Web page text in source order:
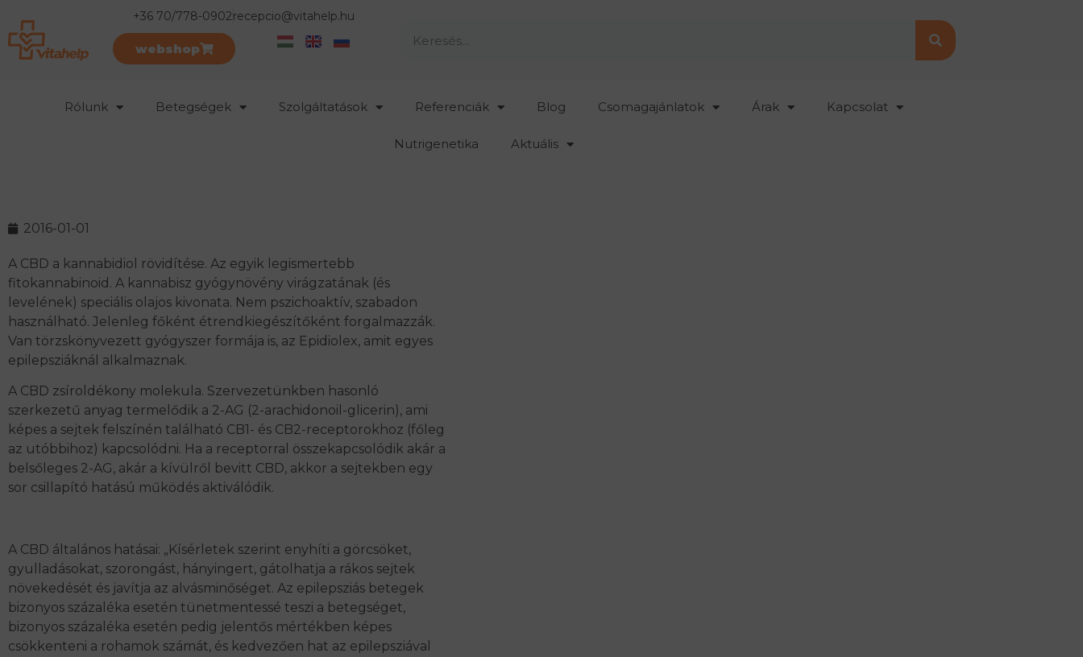
+36 70/778-0902recepcio@vitahelp.hu
webshop
Rólunk Betegségek Szolgáltatások Referenciák Blog Csomagajánlatok Árak Kapcsolat
Nutrigenetika Aktuális
2016-01-01
A CBD a kannabidiol rövidítése. Az egyik legismertebb
fitokannabinoid. A kannabisz gyógynövény virágzatának (és
levelének) speciális olajos kivonata. Nem pszichoaktív, szabadon
használható. Jelenleg főként étrendkiegészítőként forgalmazzák.
Van törzskönyvezett gyógyszer formája is, az Epidiolex, amit egyes
epilepsziáknál alkalmaznak.
A CBD zsíroldékony molekula. Szervezetünkben hasonló
szerkezetű anyag termelődik a 2-AG (2-arachidonoil-glicerin), ami
képes a sejtek felszínén található CB1- és CB2-receptorokhoz (főleg
az utóbbihoz) kapcsolódni. Ha a receptorral összekapcsolódik akár a
belsőleges 2-AG, akár a kívülről bevitt CBD, akkor a sejtekben egy
sor csillapító hatású működés aktiválódik.
A CBD általános hatásai: „ Kísérletek szerint enyhíti a görcsöket,
gyulladásokat, szorongást, hányingert, gátolhatja a rákos sejtek
növekedését és javítja az alvásminőséget. Az epilepsziás betegek
bizonyos százaléka esetén tünetmentessé teszi a betegséget,
bizonyos százaléka esetén pedig jelentős mértékben képes
csökkenteni a rohamok számát, és kedvezően hat az epilepsziával